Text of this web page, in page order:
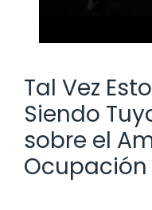
Tal Vez
Siendo
sobre el
Ocupación